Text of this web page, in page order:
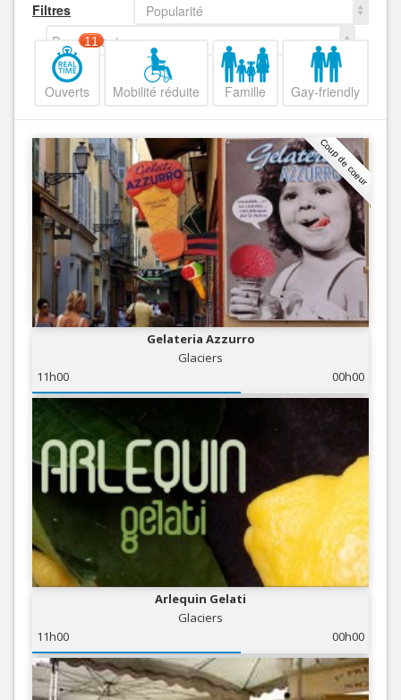
Filtres
Popularité
Decroissant
Ouverts
11
Mobilité réduite Famille Gay-friendly
Coup de coeur
Gelateria Azzurro
Glaciers
11h00
00h00
Arlequin Gelati
Glaciers
11h00
00h00